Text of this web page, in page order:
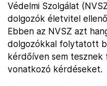
Védelmi Szolgálat
dolgozók életvitel
Ebben az NVSZ azt
dolgozókkal folytatott
kérdőíven sem tesznek
vonatkozó kérdéseket.